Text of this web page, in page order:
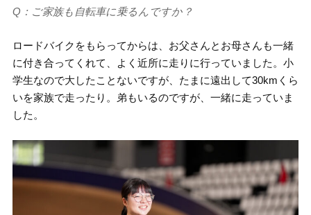
Q：ご家族も自転車に乗るんですか？
ロードバイクをもらってからは、お父さんとお母さんも一緒
に付き合ってくれて、よく近所に走りに行っていました。小
学生なので大したことないですが、たまに遠出して30kmくら
いを家族で走ったり。弟もいるのですが、一緒に走っていま
した。